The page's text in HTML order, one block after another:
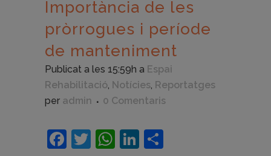
Importància de les
pròrrogues i període
de manteniment
Publicat a les 15:59h a Espai
Rehabilitació, Notícies, Reportatges
per admin 0 Comentaris
Facebook
Twitter
WhatsApp
LinkedIn